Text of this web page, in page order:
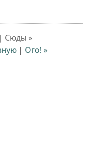
Сюды »
| Ого! »